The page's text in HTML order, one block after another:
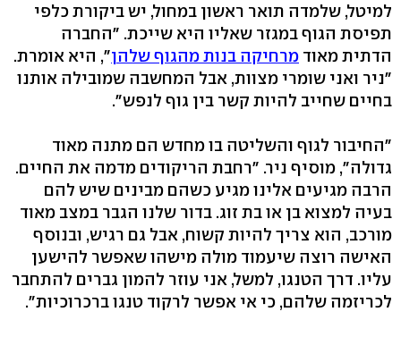
למיטל, שלמדה תואר ראשון במחול, יש ביקורת כלפי
תפיסת הגוף במגזר שאליו היא שייכת. "החברה
הדתית מאוד מרחיקה בנות מהגוף שלהן", היא אומרת.
"ניר ואני שומרי מצוות, אבל המחשבה שמובילה אותנו
בחיים שחייב להיות קשר בין גוף לנפש".
"החיבור לגוף והשליטה בו מחדש הם מתנה מאוד
גדולה", מוסיף ניר. "רחבת הריקודים מדמה את החיים.
הרבה מגיעים אלינו מגיע כשהם מבינים שיש להם
בעיה למצוא בן או בת זוג. בדור שלנו הגבר במצב מאוד
מורכב, הוא צריך להיות קשוח, אבל גם רגיש, ובנוסף
האישה רוצה שיעמוד מולה מישהו שאפשר להישען
עליו. דרך הטנגו, למשל, אני עוזר להמון גברים להתחבר
לכריזמה שלהם, כי אי אפשר לרקוד טנגו ברכרוכיות".